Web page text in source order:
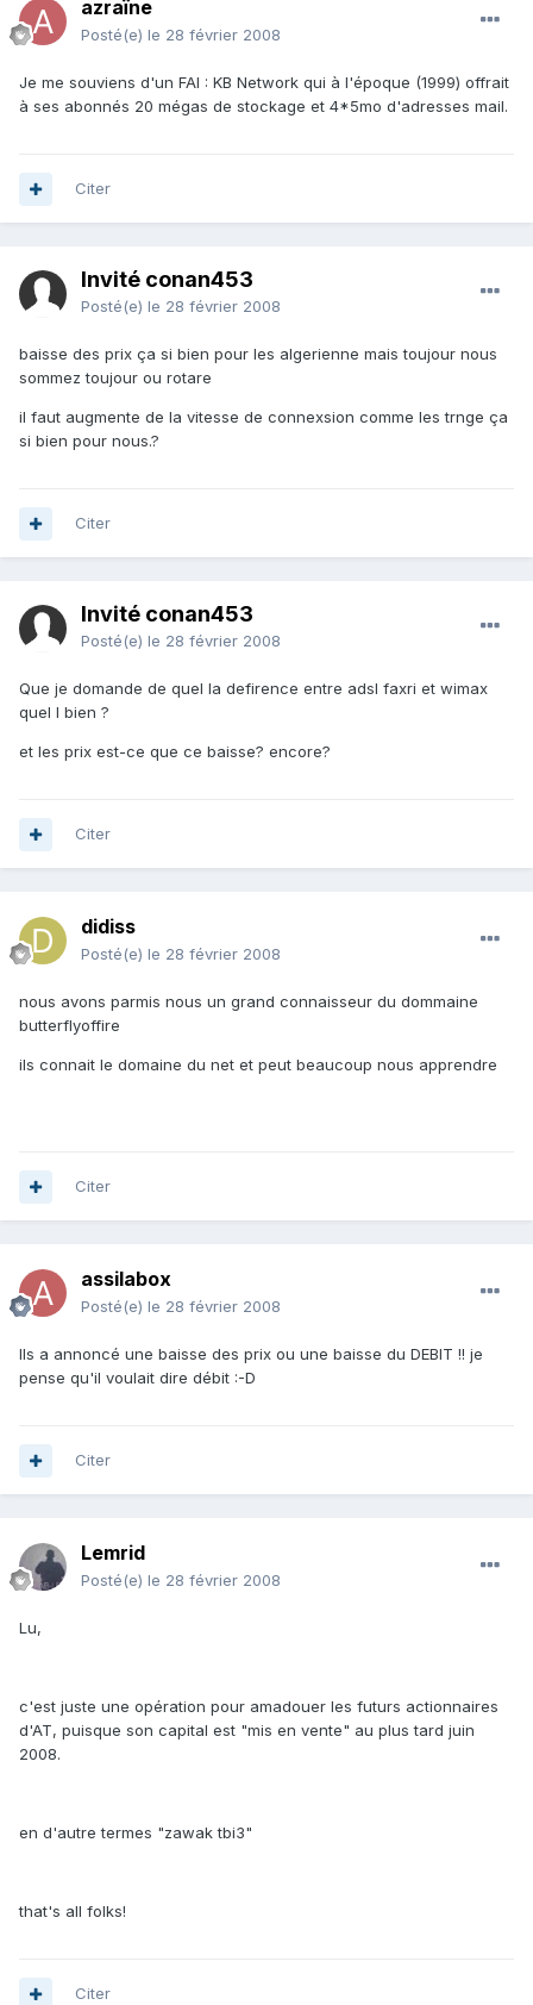
azraïne
Posté(e) le 28 février 2008
Je me souviens d'un FAI : KB Network qui à l'époque (1999) offrait
à ses abonnés 20 mégas de stockage et 4*5mo d'adresses mail.
Citer
Invité conan453
Posté(e) le 28 février 2008
baisse des prix ça si bien pour les algerienne mais toujour nous
sommez toujour ou rotare
il faut augmente de la vitesse de connexsion comme les trnge ça
si bien pour nous.?
Citer
Invité conan453
Posté(e) le 28 février 2008
Que je domande de quel la defirence entre adsl faxri et wimax
quel l bien ?
et les prix est-ce que ce baisse? encore?
Citer
didiss
Posté(e) le 28 février 2008
nous avons parmis nous un grand connaisseur du dommaine
butterflyoffire
ils connait le domaine du net et peut beaucoup nous apprendre
Citer
assilabox
Posté(e) le 28 février 2008
Ils a annoncé une baisse des prix ou une baisse du DEBIT !! je
pense qu'il voulait dire débit :-D
Citer
Lemrid
Posté(e) le 28 février 2008
Lu,
c'est juste une opération pour amadouer les futurs actionnaires
d'AT, puisque son capital est "mis en vente" au plus tard juin
2008.
en d'autre termes "zawak tbi3"
that's all folks!
Citer